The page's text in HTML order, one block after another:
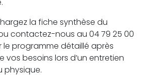
la fiche synthèse du
contactez-nous au 04 79 25 00
le programme détaillé après
vos besoins lors d’un entretien
physique.